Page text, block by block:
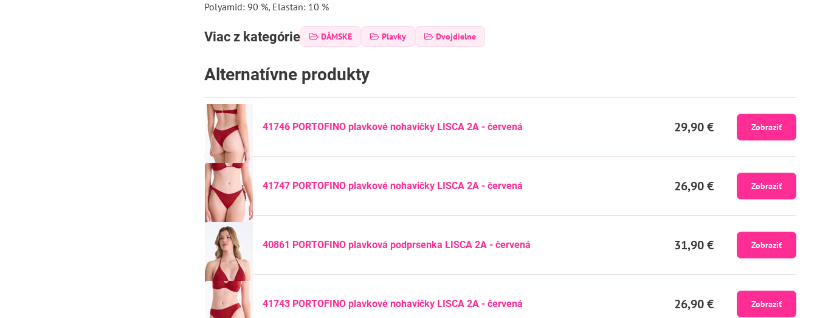
Polyamid: 90 %, Elastan: 10 %
Viac z kategórie DÁMSKE Plavky Dvojdielne
Alternatívne produkty
41746 PORTOFINO plavkové nohavičky LISCA 2A - červená 29,90 € Zobraziť
41747 PORTOFINO plavkové nohavičky LISCA 2A - červená 26,90 € Zobraziť
40861 PORTOFINO plavková podprsenka LISCA 2A - červená 31,90 € Zobraziť
41743 PORTOFINO plavkové nohavičky LISCA 2A - červená 26,90 € Zobraziť